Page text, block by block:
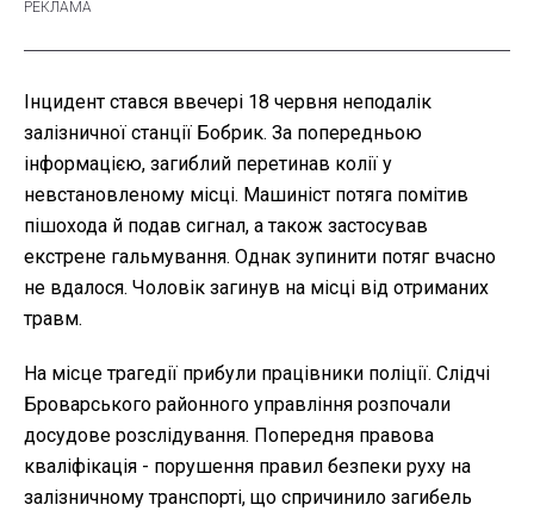
Інцидент стався ввечері 18 червня неподалік
залізничної станції Бобрик. За попередньою
інформацією, загиблий перетинав колії у
невстановленому місці. Машиніст потяга помітив
пішохода й подав сигнал, а також застосував
екстрене гальмування. Однак зупинити потяг вчасно
не вдалося. Чоловік загинув на місці від отриманих
травм.
На місце трагедії прибули працівники поліції. Слідчі
Броварського районного управління розпочали
досудове розслідування. Попередня правова
кваліфікація - порушення правил безпеки руху на
залізничному транспорті, що спричинило загибель